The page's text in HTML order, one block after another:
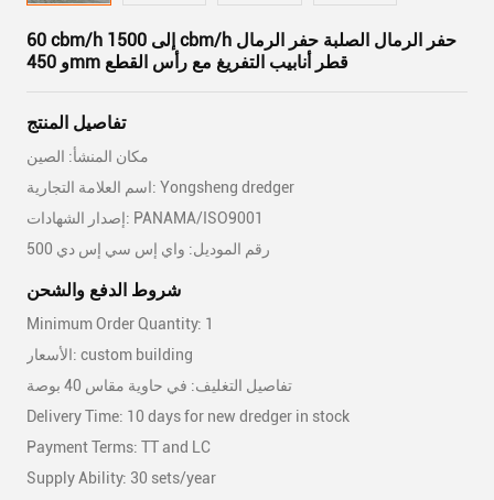
60 cbm/h إلى 1500 cbm/h حفر الرمال الصلبة حفر الرمال
و 450mm قطر أنابيب التفريغ مع رأس القطع
تفاصيل المنتج
مكان المنشأ: الصين
اسم العلامة التجارية: Yongsheng dredger
إصدار الشهادات: PANAMA/ISO9001
رقم الموديل: واي إس سي إس دي 500
شروط الدفع والشحن
Minimum Order Quantity: 1
الأسعار: custom building
تفاصيل التغليف: في حاوية مقاس 40 بوصة
Delivery Time: 10 days for new dredger in stock
Payment Terms: TT and LC
Supply Ability: 30 sets/year